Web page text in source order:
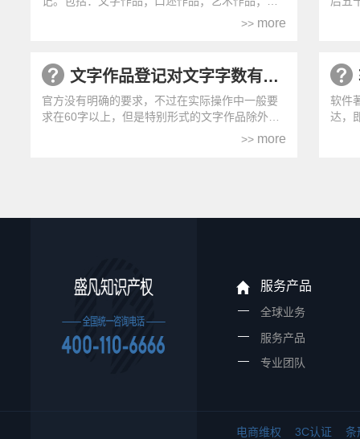
>> more
文字作品登记对文字字数有要求吗？
官方没有明确的要求，不过在实际操作中一般要
求在60字以上，但是特别形式的文字作品除外
>> more
软件
达，
服务产品
全球业务
服务产品
专业团队
电商维权 3C认证 条